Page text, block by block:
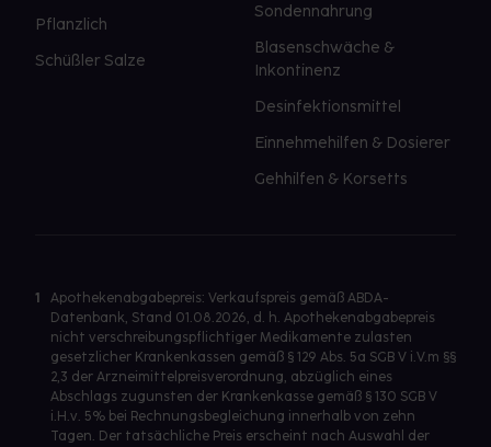
Pflanzlich
Schüßler Salze
Sondennahrung
Blasenschwäche &
Inkontinenz
Desinfektionsmittel
Einnehmehilfen & Dosierer
Gehhilfen & Korsetts
1
Apothekenabgabepreis: Verkaufspreis gemäß ABDA-
Datenbank, Stand 01.08.2026, d. h. Apothekenabgabepreis
nicht verschreibungspflichtiger Medikamente zulasten
gesetzlicher Krankenkassen gemäß § 129 Abs. 5a SGB V i.V.m §§
2,3 der Arzneimittelpreisverordnung, abzüglich eines
Abschlags zugunsten der Krankenkasse gemäß § 130 SGB V
i.H.v. 5% bei Rechnungsbegleichung innerhalb von zehn
Tagen. Der tatsächliche Preis erscheint nach Auswahl der